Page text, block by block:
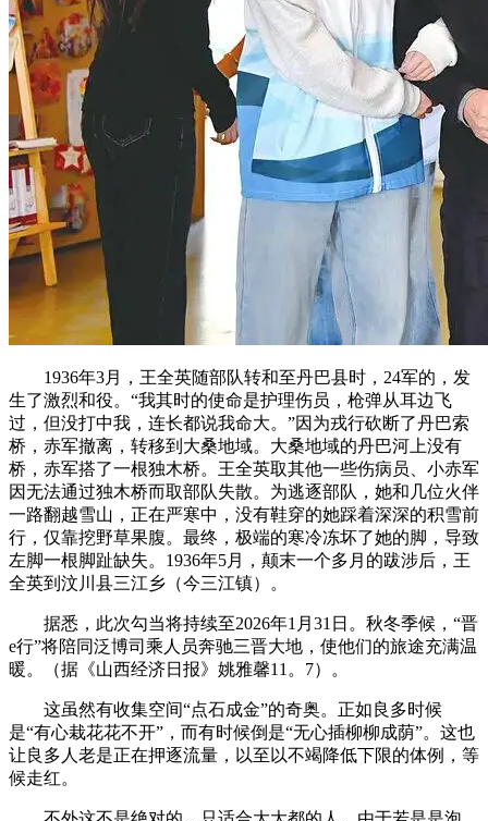
1936年3月，王全英随部队转和至丹巴县时，24军的，发
生了激烈和役。“我其时的使命是护理伤员，枪弹从耳边飞
过，但没打中我，连长都说我命大。”因为戎行砍断了丹巴索
桥，赤军撤离，转移到大桑地域。大桑地域的丹巴河上没有
桥，赤军搭了一根独木桥。王全英取其他一些伤病员、小赤军
因无法通过独木桥而取部队失散。为逃逐部队，她和几位火伴
一路翻越雪山，正在严寒中，没有鞋穿的她踩着深深的积雪前
行，仅靠挖野草果腹。最终，极端的寒冷冻坏了她的脚，导致
左脚一根脚趾缺失。1936年5月，颠末一个多月的跋涉后，王
全英到汶川县三江乡（今三江镇）。
据悉，此次勾当将持续至2026年1月31日。秋冬季候，“晋
e行”将陪同泛博司乘人员奔驰三晋大地，使他们的旅途充满温
暖。（据《山西经济日报》姚雅馨11。7）。
这虽然有收集空间“点石成金”的奇奥。正如良多时候
是“有心栽花花不开”，而有时候倒是“无心插柳柳成荫”。这也
让良多人老是正在押逐流量，以至以不竭降低下限的体例，等
候走红。